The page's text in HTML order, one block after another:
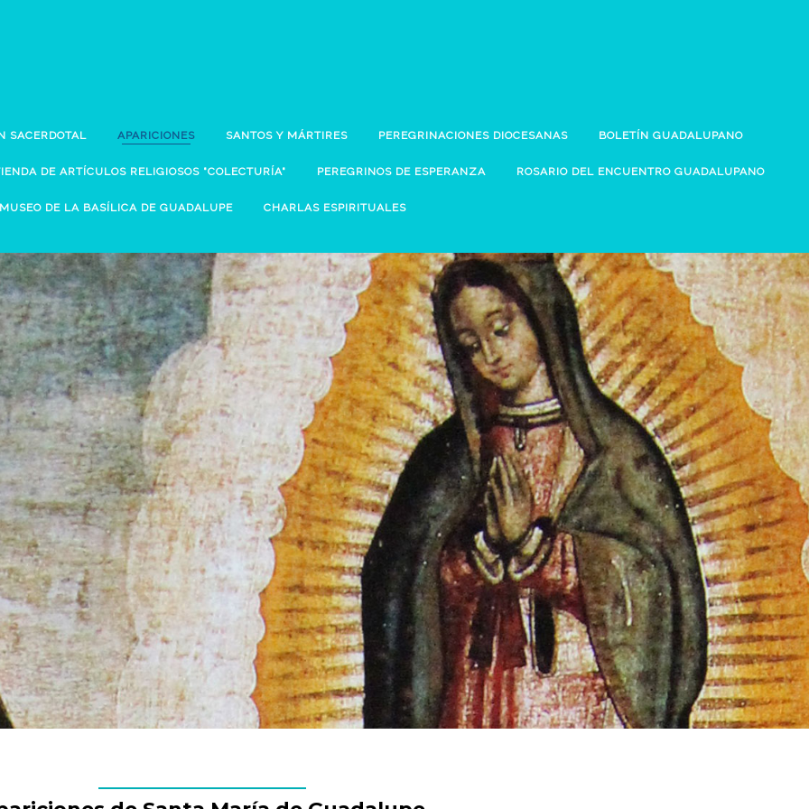
SACERDOTAL APARICIONES SANTOS Y MÁRTIRES PEREGRINACIONES DIOCESANAS BOLETÍN GUADALUPANO
DE ARTÍCULOS RELIGIOSOS "COLECTURÍA" PEREGRINOS DE ESPERANZA ROSARIO DEL ENCUENTRO GUADALUPANO
MUSEO DE LA BASÍLICA DE GUADALUPE CHARLAS ESPIRITUALES
HOME / EL RELATO